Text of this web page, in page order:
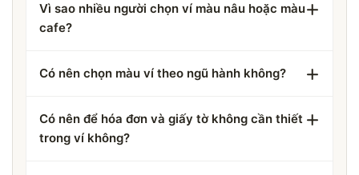
Vì sao nhiều người chọn ví màu nâu hoặc màu
cafe?
Có nên chọn màu ví theo ngũ hành không?
Có nên để hóa đơn và giấy tờ không cần thiết
trong ví không?